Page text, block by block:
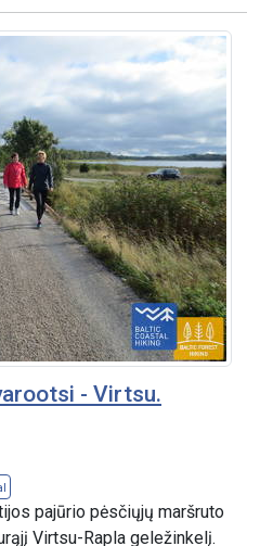
- Virtsu.
pajūrio pėsčiųjų maršruto
Virtsu-Rapla geležinkelį.